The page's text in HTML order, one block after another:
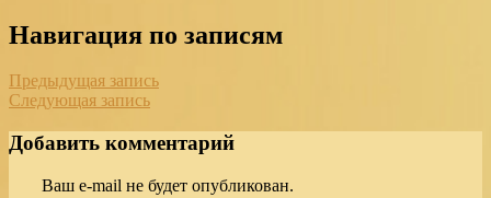
Навигация по записям
Предыдущая запись
Следующая запись
Добавить комментарий
Ваш e-mail не будет опубликован.